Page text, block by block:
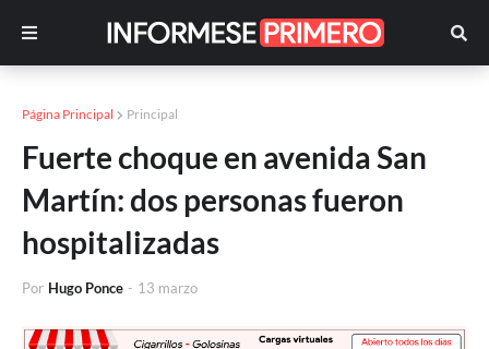
Página Principal Principal
Fuerte choque en avenida San
Martín: dos personas fueron
hospitalizadas
Por Hugo Ponce - 13 marzo